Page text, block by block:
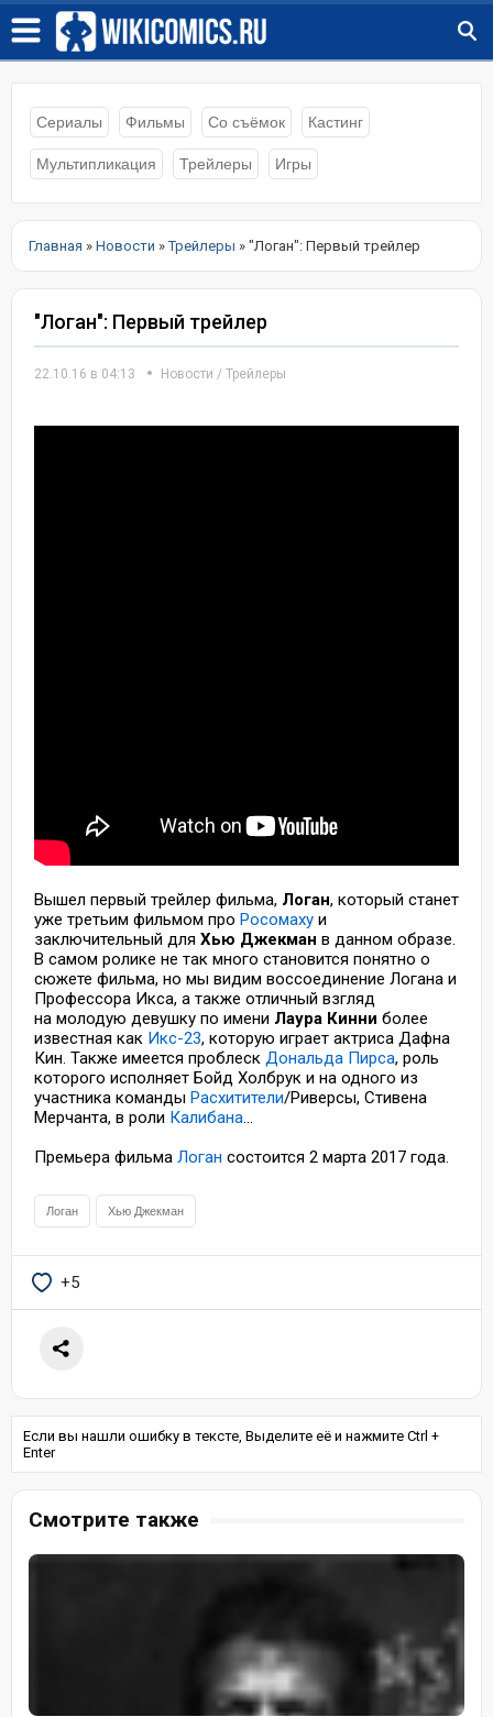
Сериалы Фильмы Со съёмок Кастинг
Мультипликация Трейлеры Игры
Главная » Новости »Трейлеры » "Логан": Первый трейлер
"Логан": Первый трейлер
22.10.16 в 04:13 Новости / Трейлеры
Вышел первый трейлер фильма, Логан, который станет
уже третьим фильмом про Росомаху и
заключительный для Хью Джекман в данном образе.
В самом ролике не так много становится понятно о
сюжете фильма, но мы видим воссоединение Логана и
Профессора Икса, а также отличный взгляд
на молодую девушку по имени Лаура Кинни более
известная как Икс-23, которую играет актриса Дафна
Кин. Также имеется проблеск Дональда Пирса, роль
которого исполняет Бойд Холбрук и на одного из
участника команды Расхитители/Риверсы, Стивена
Мерчанта, в роли Калибана...
Премьера фильма Логан состоится 2 марта 2017 года.
Логан Хью Джекман
+5
Если вы нашли ошибку в тексте, Выделите её и нажмите Ctrl +
Enter
Смотрите также